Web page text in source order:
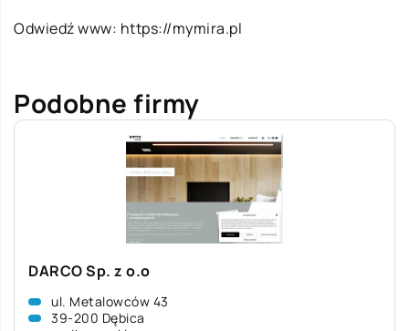
Odwiedź www: https://mymira.pl
Podobne firmy
DARCO Sp. z o.o
ul. Metalowców 43
39-200 Dębica